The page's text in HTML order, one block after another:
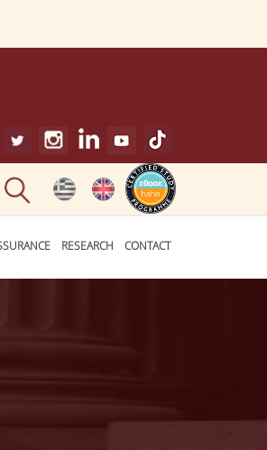
RESEARCH CONTACT